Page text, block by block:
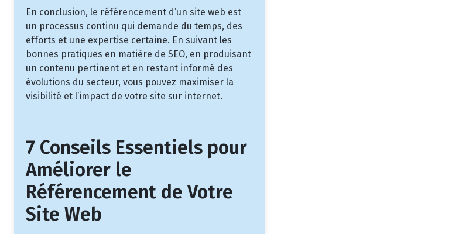
En conclusion, le référencement d’un site web est
un processus continu qui demande du temps, des
efforts et une expertise certaine. En suivant les
bonnes pratiques en matière de SEO, en produisant
un contenu pertinent et en restant informé des
évolutions du secteur, vous pouvez maximiser la
visibilité et l’impact de votre site sur internet.
7 Conseils Essentiels pour
Améliorer le
Référencement de Votre
Site Web